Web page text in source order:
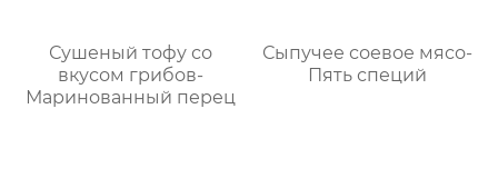
Сушеный тофу со
вкусом грибов-
Маринованный перец
Сыпучее соевое мясо-
Пять специй